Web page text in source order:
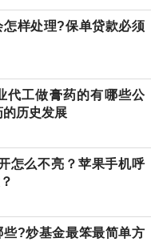
样处理?保单贷款必须
代工做膏药的有哪些公
历史发展
怎么不亮？苹果手机呼
?炒基金最笨最简单方